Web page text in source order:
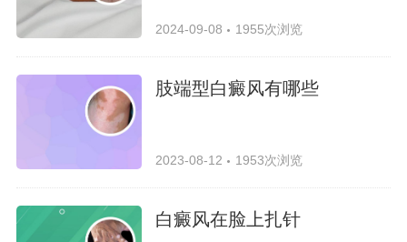
2024-09-08 1955次浏览
肢端型白癜风有哪些
2023-08-12 1953次浏览
白癜风在脸上扎针